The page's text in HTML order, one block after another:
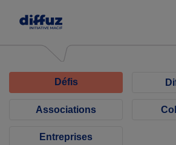
Défis
Associations
Entreprises